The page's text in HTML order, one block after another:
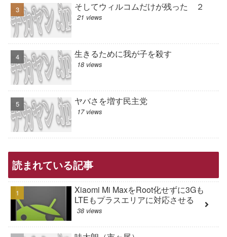
そしてウィルコムだけが残った ２
21 views
生きるために我が子を殺す
18 views
ヤバさを増す民主党
17 views
読まれている記事
Xiaomi Mi MaxをRoot化せずに3Gも
LTEもプラスエリアに対応させる
38 views